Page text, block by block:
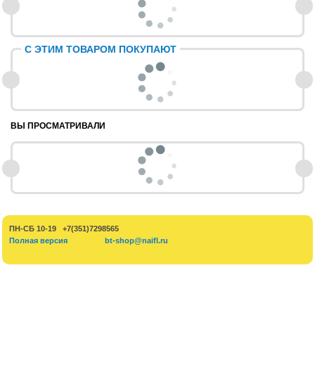
С ЭТИМ ТОВАРОМ ПОКУПАЮТ
ВЫ ПРОСМАТРИВАЛИ
ПН-СБ 10-19 +7(351)7298565
Полная версия
bt-shop@naifl.ru